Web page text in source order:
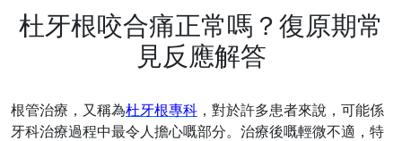
杜牙根咬合痛正常嗎？復原期常
見反應解答
根管治療，又稱為杜牙根專科 ，對於許多患者來說，可能係
牙科治療過程中最令人擔心嘅部分。治療後嘅輕微不適，特